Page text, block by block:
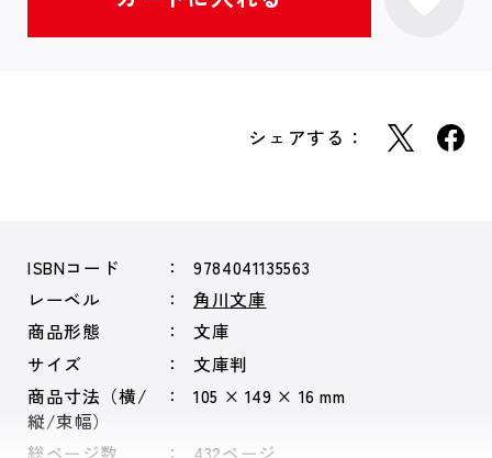
シェアする：
ISBNコード
9784041135563
レーベル
角川文庫
商品形態
文庫
サイズ
文庫判
商品寸法（横/
縦/束幅）
105 × 149 × 16 mm